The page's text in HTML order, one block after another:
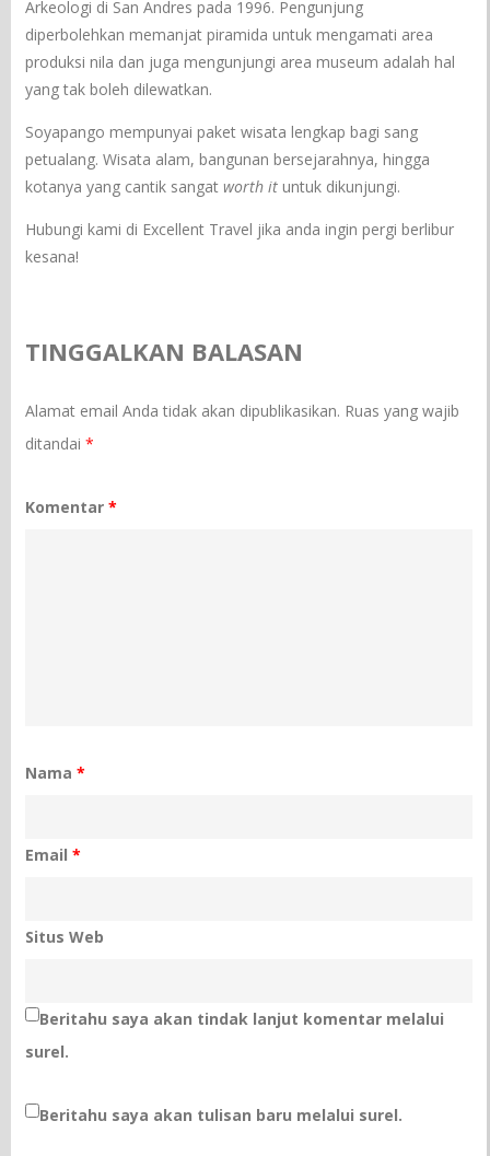
Arkeologi di San Andres pada 1996. Pengunjung
diperbolehkan memanjat piramida untuk mengamati area
produksi nila dan juga mengunjungi area museum adalah hal
yang tak boleh dilewatkan.
Soyapango mempunyai paket wisata lengkap bagi sang
petualang. Wisata alam, bangunan bersejarahnya, hingga
kotanya yang cantik sangatworth it untuk dikunjungi.
Hubungi kami di Excellent Travel jika anda ingin pergi berlibur
kesana!
TINGGALKAN BALASAN
Alamat email Anda tidak akan dipublikasikan. Ruas yang wajib
ditandai*
Komentar*
Nama*
Email*
Situs Web
Beritahu saya akan tindak lanjut komentar melalui
surel.
Beritahu saya akan tulisan baru melalui surel.